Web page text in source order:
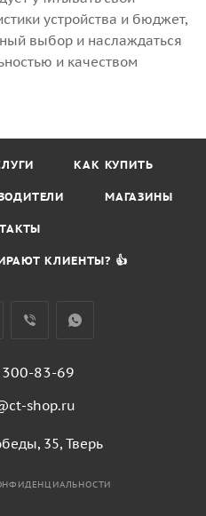
устройства и бюджет,
выбор и наслаждаться
и качеством
КАК КУПИТЬ
МАГАЗИНЫ
КЛИЕНТЫ? 👍
83-69
shop.ru
35, Тверь